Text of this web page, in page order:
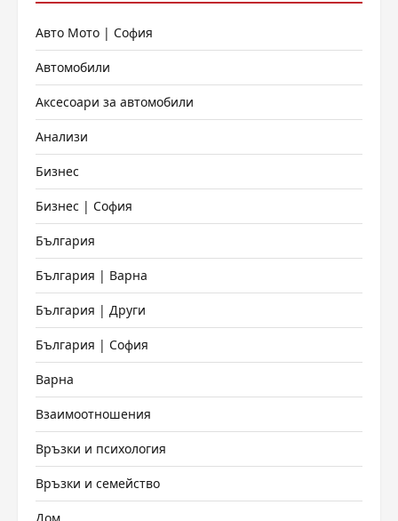
Авто Мото | София
Автомобили
Аксесоари за автомобили
Анализи
Бизнес
Бизнес | София
България
България | Варна
България | Други
България | София
Варна
Взаимоотношения
Връзки и психология
Връзки и семейство